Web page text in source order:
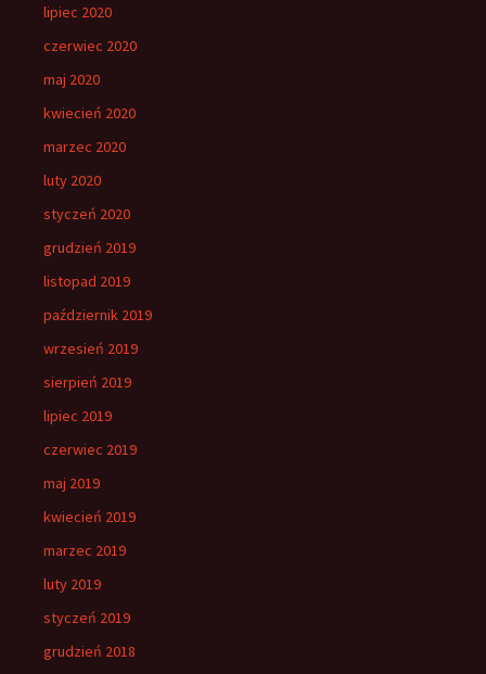
lipiec 2020
czerwiec 2020
maj 2020
kwiecień 2020
marzec 2020
luty 2020
styczeń 2020
grudzień 2019
listopad 2019
październik 2019
wrzesień 2019
sierpień 2019
lipiec 2019
czerwiec 2019
maj 2019
kwiecień 2019
marzec 2019
luty 2019
styczeń 2019
grudzień 2018